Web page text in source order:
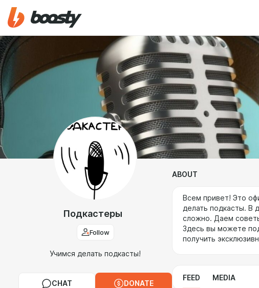
Подкастеры
Follow
Учимся делать подкасты!
CHAT DONATE
ABOUT
Всем привет! Это
делать подкасты. В
сложно. Даем
Здесь вы можете
получить
FEED MEDIA